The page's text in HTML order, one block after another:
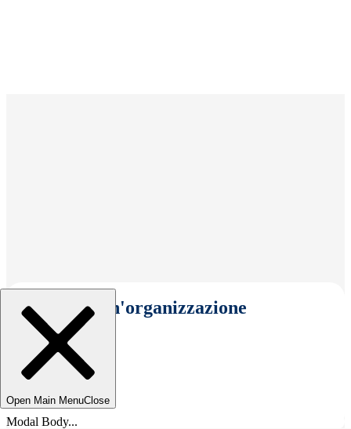
Seleziona un'organizzazione
Open Main MenuClose
Modal Body...